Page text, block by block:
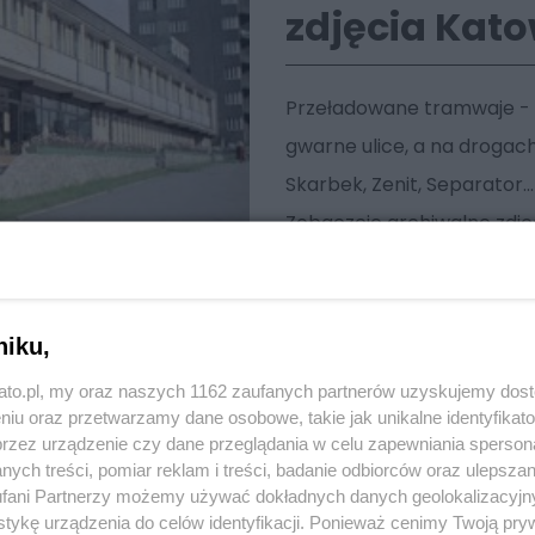
zdjęcia
Przeładowane tramwaje -
gwarne ulice, a na
Skarbek, Zenit,
Zobaczcie archiwalne
my oraz naszych 1162 zaufanych partnerów uzyskujemy
oraz przetwarzamy dane osobowe, takie jak unikalne
urządzenie czy dane przeglądania w celu zapewniania
treści, pomiar reklam i treści, badanie odbiorców oraz
Partnerzy możemy używać dokładnych danych
urządzenia do celów identyfikacji. Ponieważ cenimy Twoją